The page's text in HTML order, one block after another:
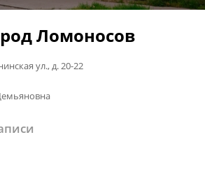
Ломоносов
ул., д. 20-22